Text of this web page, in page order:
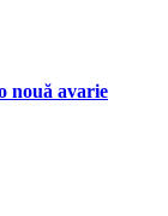
nouă avarie